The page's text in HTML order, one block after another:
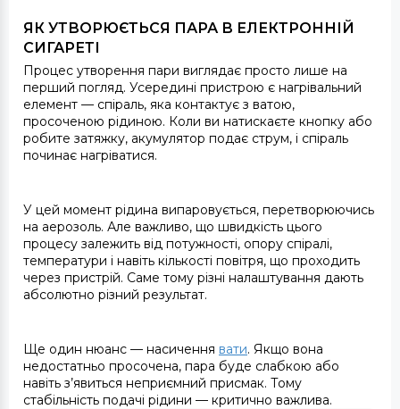
ЯК УТВОРЮЄТЬСЯ ПАРА В ЕЛЕКТРОННІЙ
СИГАРЕТІ
Процес утворення пари виглядає просто лише на
перший погляд. Усередині пристрою є нагрівальний
елемент — спіраль, яка контактує з ватою,
просоченою рідиною. Коли ви натискаєте кнопку або
робите затяжку, акумулятор подає струм, і спіраль
починає нагріватися.
У цей момент рідина випаровується, перетворюючись
на аерозоль. Але важливо, що швидкість цього
процесу залежить від потужності, опору спіралі,
температури і навіть кількості повітря, що проходить
через пристрій. Саме тому різні налаштування дають
абсолютно різний результат.
Ще один нюанс — насичення вати. Якщо вона
недостатньо просочена, пара буде слабкою або
навіть з’явиться неприємний присмак. Тому
стабільність подачі рідини — критично важлива.